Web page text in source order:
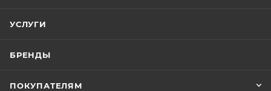
УСЛУГИ
БРЕНДЫ
ПОКУПАТЕЛЯМ